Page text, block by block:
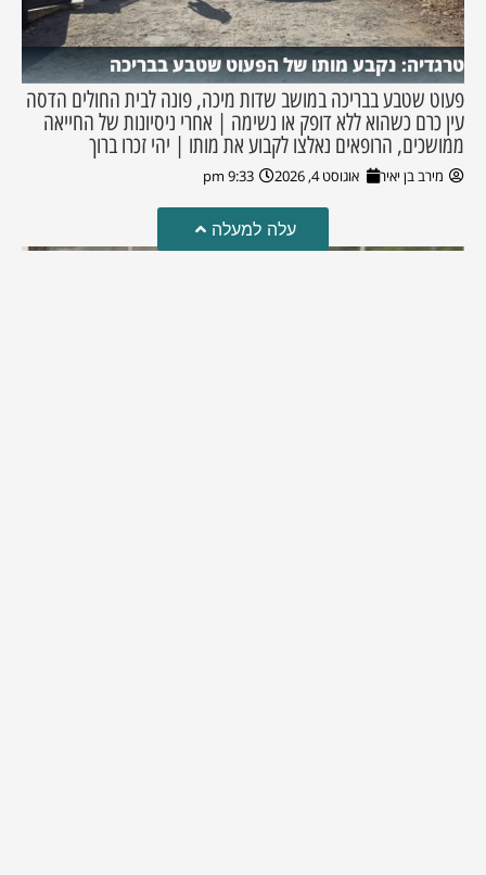
טרגדיה: נקבע מותו של הפעוט שטבע בבריכה
פעוט שטבע בבריכה במושב שדות מיכה, פונה לבית החולים הדסה
עין כרם כשהוא ללא דופק או נשימה | אחרי ניסיונות של החייאה
ממושכים, הרופאים נאלצו לקבוע את מותו | יהי זכרו ברוך
מירב בן יאיר אוגוסט 4, 2026 9:33 pm
עלה למעלה